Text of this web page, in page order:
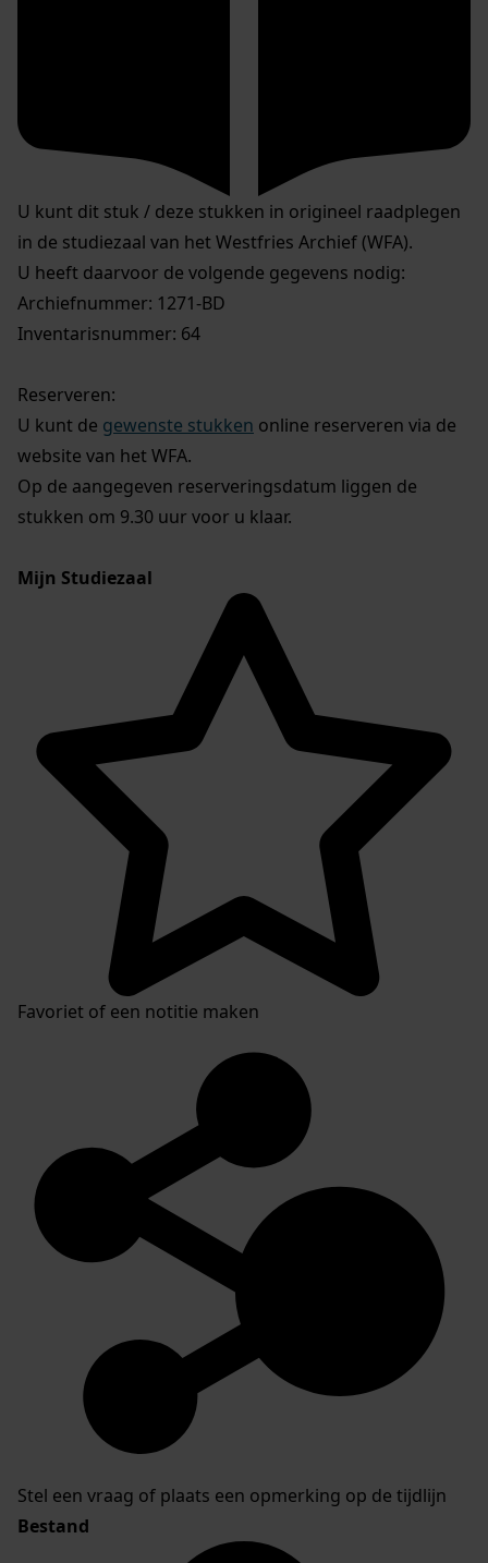
U kunt dit stuk / deze stukken in origineel raadplegen
in de studiezaal van het Westfries Archief (WFA).
U heeft daarvoor de volgende gegevens nodig:
Archiefnummer: 1271-BD
Inventarisnummer: 64
Reserveren:
U kunt de gewenste stukken online reserveren via de
website van het WFA.
Op de aangegeven reserveringsdatum liggen de
stukken om 9.30 uur voor u klaar.
Mijn Studiezaal
Favoriet of een notitie maken
Stel een vraag of plaats een opmerking op de tijdlijn
Bestand